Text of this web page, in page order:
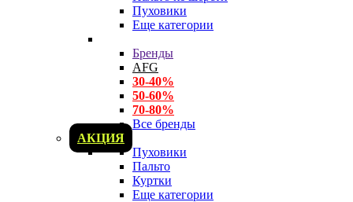
Пуховики
Еще категории
Бренды
AFG
30-40%
50-60%
70-80%
Все бренды
АКЦИЯ
Пуховики
Пальто
Куртки
Еще категории